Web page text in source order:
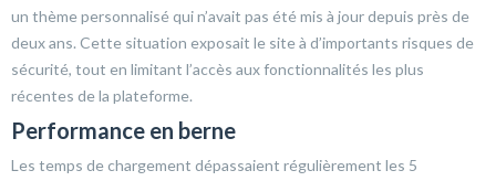
un thème personnalisé qui n’avait pas été mis à jour depuis près de
deux ans. Cette situation exposait le site à d’importants risques de
sécurité, tout en limitant l’accès aux fonctionnalités les plus
récentes de la plateforme.
Performance en berne
Les temps de chargement dépassaient régulièrement les 5